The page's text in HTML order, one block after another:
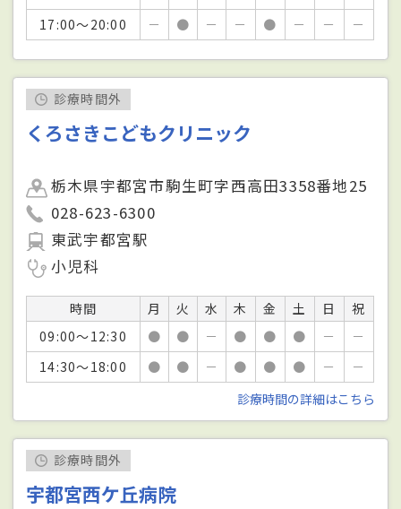
17:00～20:00
－ ● － － ● － － －
診療時間外
くろさきこどもクリニック
栃木県宇都宮市駒生町字西高田3358番地25
028-623-6300
東武宇都宮駅
小児科
時間 月 火 水 木 金 土 日
祝
09:00～12:30
● ● － ● ● ● －
－
14:30～18:00
● ● － ● ● ● －
－
診療時間の詳細はこちら
診療時間外
宇都宮西ケ丘病院